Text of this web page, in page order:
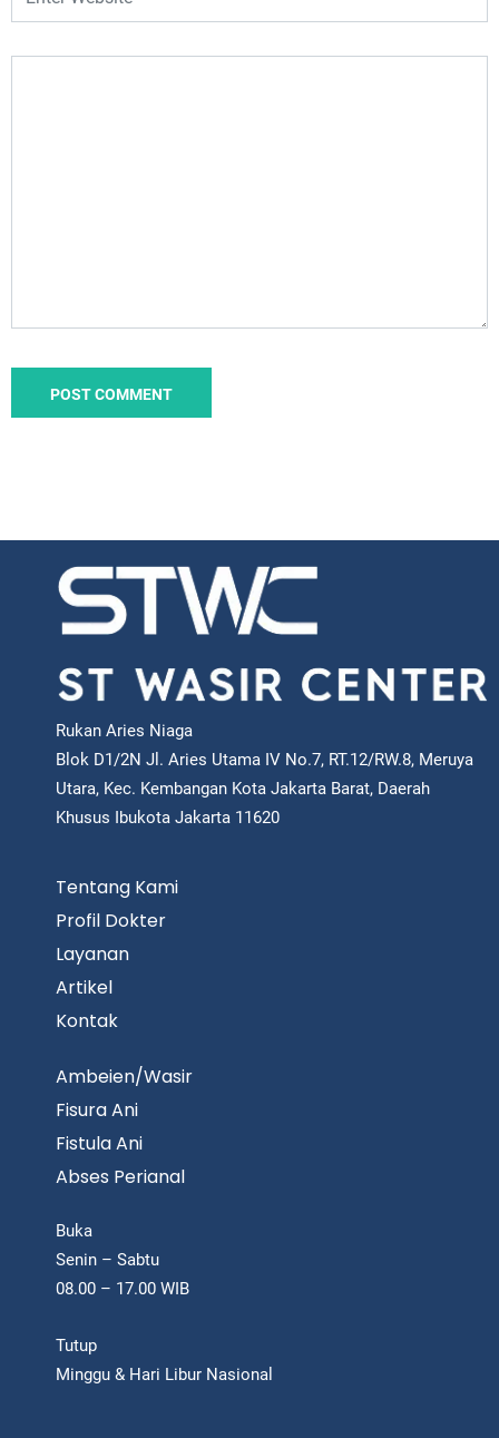
Rukan Aries Niaga
Blok D1/2N Jl. Aries Utama IV No.7, RT.12/RW.8, Meruya
Utara, Kec. Kembangan Kota Jakarta Barat, Daerah
Khusus Ibukota Jakarta 11620
Tentang Kami
Profil Dokter
Layanan
Artikel
Kontak
Ambeien/Wasir
Fisura Ani
Fistula Ani
Abses Perianal
Buka
Senin – Sabtu
08.00 – 17.00 WIB
Tutup
Minggu & Hari Libur Nasional